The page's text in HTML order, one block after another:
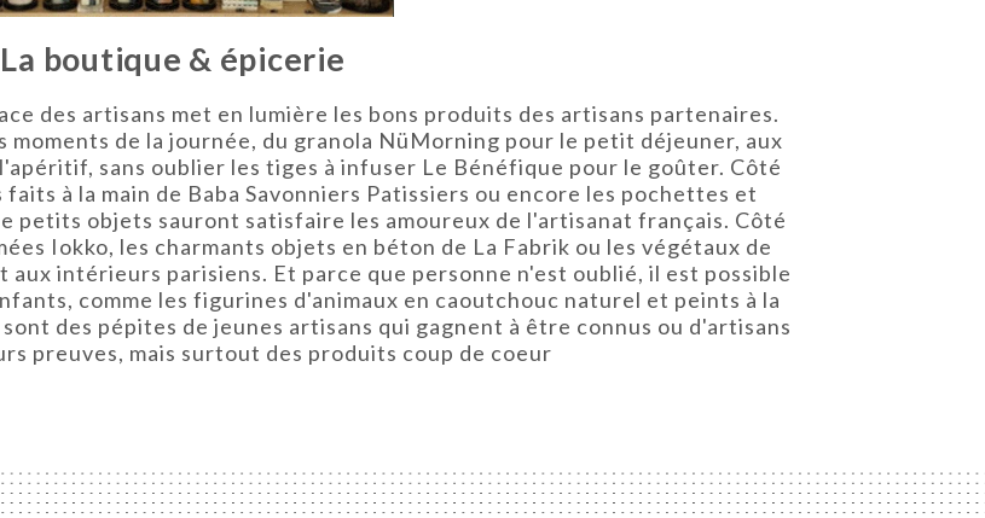
La boutique & épicerie
des artisans met en lumière les bons produits des artisans partenaires.
moments de la journée, du granola NüMorning pour le petit déjeuner, aux
sans oublier les tiges à infuser Le Bénéfique pour le goûter. Côté
à la main de Baba Savonniers Patissiers ou encore les pochettes et
petits objets sauront satisfaire les amoureux de l'artisanat français. Côté
Iokko, les charmants objets en béton de La Fabrik ou les végétaux de
intérieurs parisiens. Et parce que personne n'est oublié, il est possible
comme les figurines d'animaux en caoutchouc naturel et peints à la
des pépites de jeunes artisans qui gagnent à être connus ou d'artisans
preuves, mais surtout des produits coup de coeur